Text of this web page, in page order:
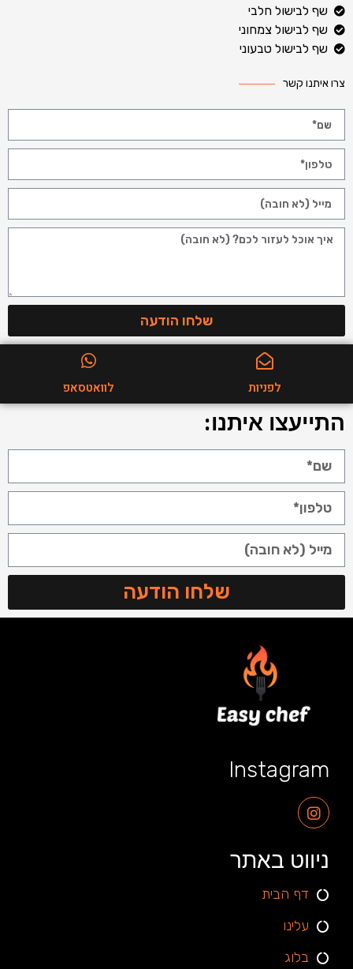
שף לבישול חלבי
שף לבישול צמחוני
שף לבישול טבעוני
צרו איתנו קשר
שלחו הודעה
לפניות לוואטסאפ
התייעצו איתנו:
שלחו הודעה
Instagram
ניווט באתר
דף הבית
עלינו
בלוג